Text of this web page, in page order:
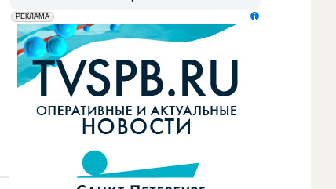
erid: LdtCK5udn
РЕКЛАМА
АО "ГАТР", ИНН: 7841320717